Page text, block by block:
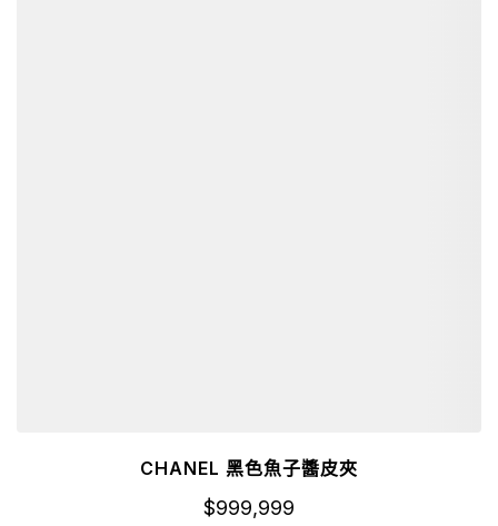
CHANEL 黑色魚子醬皮夾
$999,999